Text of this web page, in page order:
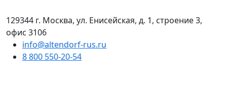
129344 г. Москва, ул. Енисейская, д. 1, строение 3,
офис 3106
info@altendorf-rus.ru
8 800 550-20-54